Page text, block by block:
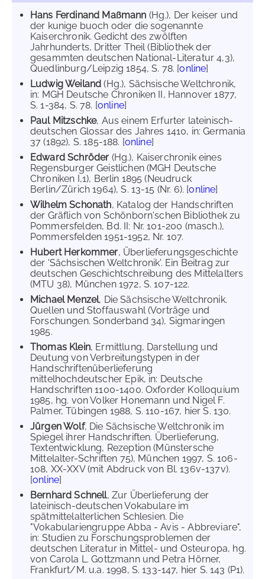
Hans Ferdinand Maßmann (Hg.), Der keiser und
der kunige buoch oder die sogenannte
Kaiserchronik. Gedicht des zwölften
Jahrhunderts, Dritter Theil (Bibliothek der
gesammten deutschen National-Literatur 4,3),
Quedlinburg/Leipzig 1854, S. 78. [online]
Ludwig Weiland(Hg.), Sächsische Weltchronik,
in: MGH Deutsche Chroniken II, Hannover 1877,
S. 1-384, S. 78. [online]
Paul Mitzschke, Aus einem Erfurter lateinisch-
deutschen Glossar des Jahres 1410, in: Germania
37 (1892), S. 185-188. [online]
Edward Schröder (Hg.), Kaiserchronik eines
Regensburger Geistlichen (MGH Deutsche
Chroniken I,1), Berlin 1895 (Neudruck
Berlin/Zürich 1964), S. 13-15 (Nr. 6). [online]
Wilhelm Schonath, Katalog der Handschriften
der Gräflich von Schönborn'schen Bibliothek zu
Pommersfelden, Bd. II: Nr. 101-200 (masch.),
Pommersfelden 1951-1952, Nr. 107.
Hubert Herkommer, Überlieferungsgeschichte
der 'Sächsischen Weltchronik'. Ein Beitrag zur
deutschen Geschichtschreibung des Mittelalters
(MTU 38), München 1972, S. 107-122.
Michael Menzel, Die Sächsische Weltchronik.
Quellen und Stoffauswahl (Vorträge und
Forschungen. Sonderband 34), Sigmaringen
1985.
Thomas Klein, Ermittlung, Darstellung und
Deutung von Verbreitungstypen in der
Handschriftenüberlieferung
mittelhochdeutscher Epik, in: Deutsche
Handschriften 1100-1400. Oxforder Kolloquium
1985, hg. von Volker Honemann und Nigel F.
Palmer, Tübingen 1988, S. 110-167, hier S. 130.
Jürgen Wolf, Die Sächsische Weltchronik im
Spiegel ihrer Handschriften. Überlieferung,
Textentwicklung, Rezeption (Münstersche
Mittelalter-Schriften 75), München 1997, S. 106-
108, XX-XXV (mit Abdruck von Bl. 136v-137v).
[online]
Bernhard Schnell, Zur Überlieferung der
lateinisch-deutschen Vokabulare im
spätmittelalterlichen Schlesien. Die
"Vokabulariengruppe Abba - Avis - Abbreviare",
in: Studien zu Forschungsproblemen der
deutschen Literatur in Mittel- und Osteuropa, hg.
von Carola L. Gottzmann und Petra Hörner,
Frankfurt/M. u.a. 1998, S. 133-147, hier S. 143 (P1).